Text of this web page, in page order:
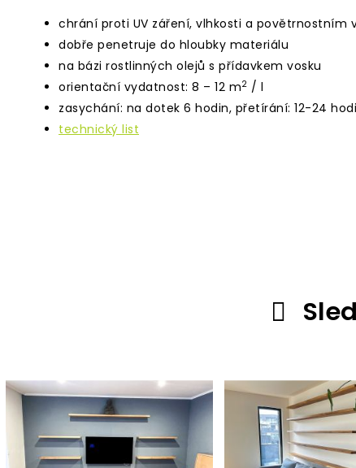
chrání proti UV záření, vlhkosti a povětrnostním
dobře penetruje do hloubky materiálu
na bázi rostlinných olejů s přídavkem vosku
orientační vydatnost: 8 – 12 m2 / l
zasychání: na dotek 6 hodin, přetírání: 12-24
technický list